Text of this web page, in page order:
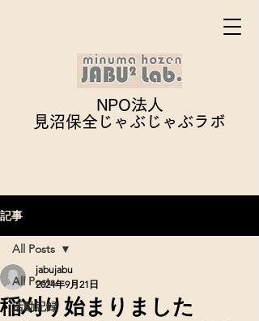
NPO法人
見沼保全じゃぶじゃぶラボ
記事
All Posts
活動記録
All Posts
稲刈り始まりました
jabujabu
2024年9月21日